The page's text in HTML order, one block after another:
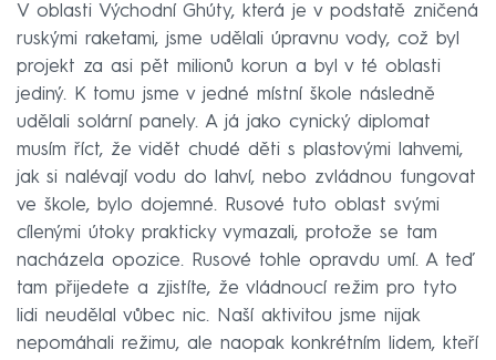
V oblasti Východní Ghúty, která je v podstatě zničená
ruskými raketami, jsme udělali úpravnu vody, což byl
projekt za asi pět milionů korun a byl v té oblasti
jediný. K tomu jsme v jedné místní škole následně
udělali solární panely. A já jako cynický diplomat
musím říct, že vidět chudé děti s plastovými lahvemi,
jak si nalévají vodu do lahví, nebo zvládnou fungovat
ve škole, bylo dojemné. Rusové tuto oblast svými
cílenými útoky prakticky vymazali, protože se tam
nacházela opozice. Rusové tohle opravdu umí. A teď
tam přijedete a zjistíte, že vládnoucí režim pro tyto
lidi neudělal vůbec nic. Naší aktivitou jsme nijak
nepomáhali režimu, ale naopak konkrétním lidem, kteří